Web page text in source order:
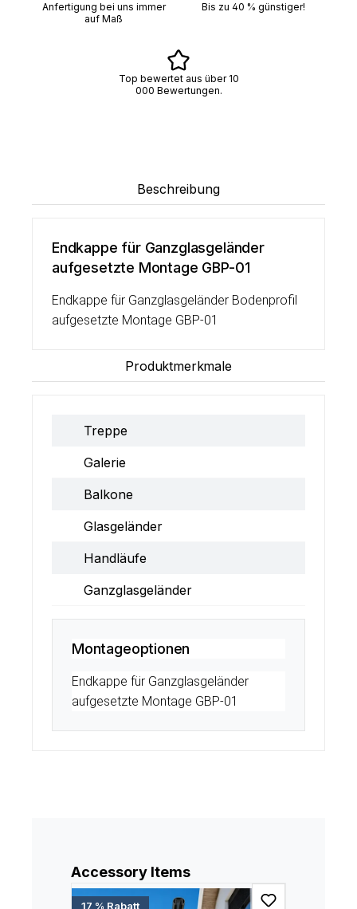
Anfertigung bei uns immer
auf Maß
Bis zu 40 % günstiger!
Top bewertet aus über 10
000 Bewertungen.
Beschreibung
Endkappe für Ganzglasgeländer
aufgesetzte Montage GBP-01
Endkappe für Ganzglasgeländer Bodenprofil
aufgesetzte Montage GBP-01
Produktmerkmale
Treppe
Galerie
Balkone
Glasgeländer
Handläufe
Ganzglasgeländer
Montageoptionen
Endkappe für Ganzglasgeländer
aufgesetzte Montage GBP-01
Produktgalerie überspringen
Accessory Items
17 % Rabatt